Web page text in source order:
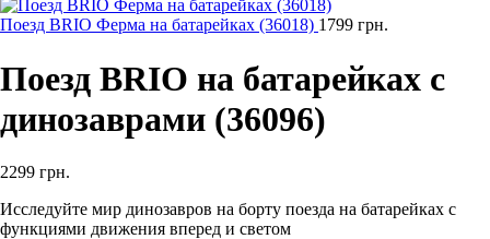
Поезд BRIO Ферма на батарейках (36018) 1799 грн.
Поезд BRIO на батарейках с
динозаврами (36096)
2299 грн.
Исследуйте мир динозавров на борту поезда на батарейках с
функциями движения вперед и светом